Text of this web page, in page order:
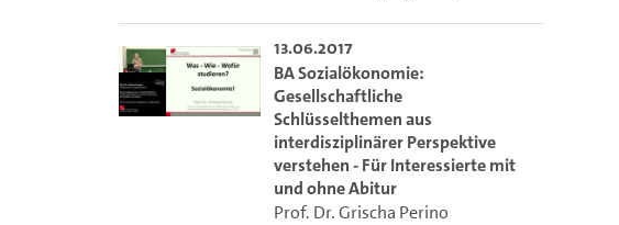
13.06.2017
BA Sozialökonomie:
Gesellschaftliche
Schlüsselthemen aus
interdisziplinärer Perspektive
verstehen - Für Interessierte mit
und ohne Abitur
Prof. Dr. Grischa Perino